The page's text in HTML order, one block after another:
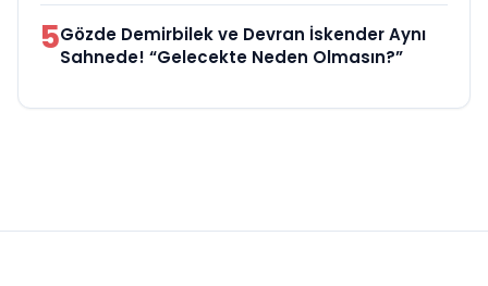
5Gözde Demirbilek ve Devran İskender Aynı
Sahnede! “Gelecekte Neden Olmasın?”